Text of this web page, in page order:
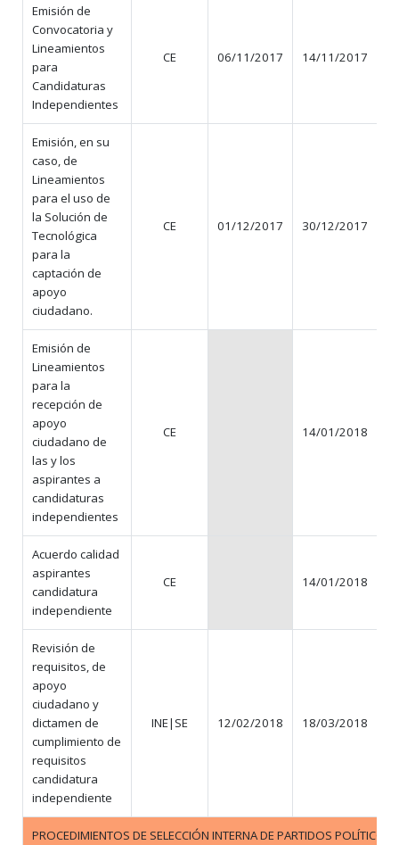
Emisión de
Convocatoria y
Lineamientos
para
Candidaturas
Independientes
CE 06/11/2017 14/11/2017
Emisión, en su
caso, de
Lineamientos
para el uso de
la Solución de
Tecnológica
para la
captación de
apoyo
ciudadano.
CE 01/12/2017 30/12/2017
Emisión de
Lineamientos
para la
recepción de
apoyo
ciudadano de
las y los
aspirantes a
candidaturas
independientes
CE 14/01/2018
Acuerdo calidad
aspirantes
candidatura
independiente
CE 14/01/2018
Revisión de
requisitos, de
apoyo
ciudadano y
dictamen de
cumplimiento de
requisitos
candidatura
independiente
INE|SE 12/02/2018 18/03/2018
PROCEDIMIENTOS DE SELECCIÓN INTERNA DE PARTIDOS POLÍTICOS